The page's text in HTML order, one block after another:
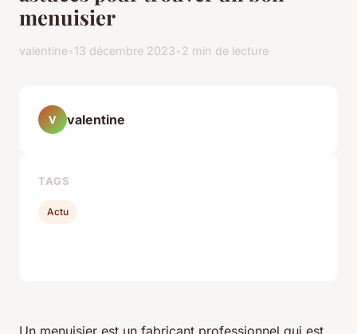
menuisier
valentine•13 décembre 2023•2 min de lecture
Un menuisier est un fabricant professionnel qui est
V valentine
TAGS
Actu